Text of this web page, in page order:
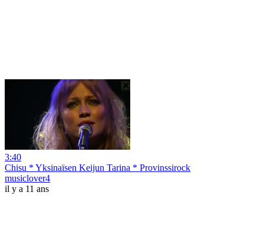
3:40
Chisu * Yksinaïsen Keijun Tarina * Provinssirock
musiclover4
il y a 11 ans